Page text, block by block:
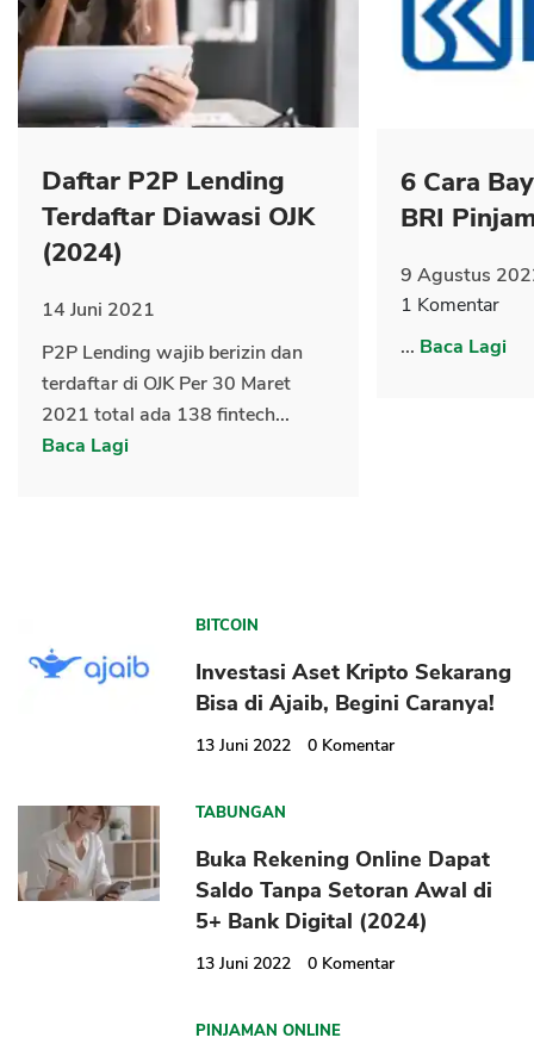
Daftar P2P Lending
Terdaftar Diawasi OJK
(2024)
14 Juni 2021
P2P Lending wajib berizin dan
terdaftar di OJK Per 30 Maret
2021 total ada 138 fintech...
Baca Lagi
6 Cara
BRI
9 Agustus
1 Komentar
... Baca Lagi
BITCOIN
Investasi Aset Kripto Sekarang
Bisa di Ajaib, Begini Caranya!
13 Juni 2022 0 Komentar
TABUNGAN
Buka Rekening Online Dapat
Saldo Tanpa Setoran Awal di
5+ Bank Digital (2024)
13 Juni 2022 0 Komentar
PINJAMAN ONLINE